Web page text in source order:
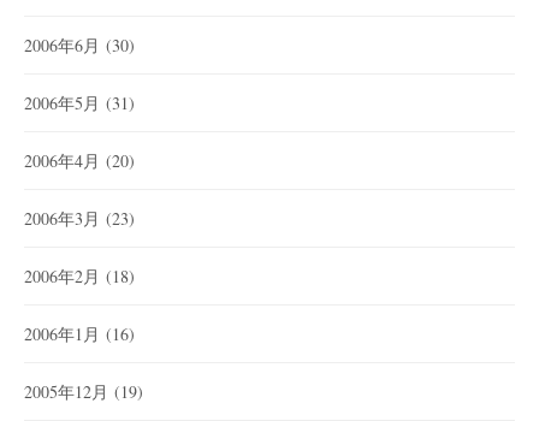
2006年6月 (30)
2006年5月 (31)
2006年4月 (20)
2006年3月 (23)
2006年2月 (18)
2006年1月 (16)
2005年12月 (19)